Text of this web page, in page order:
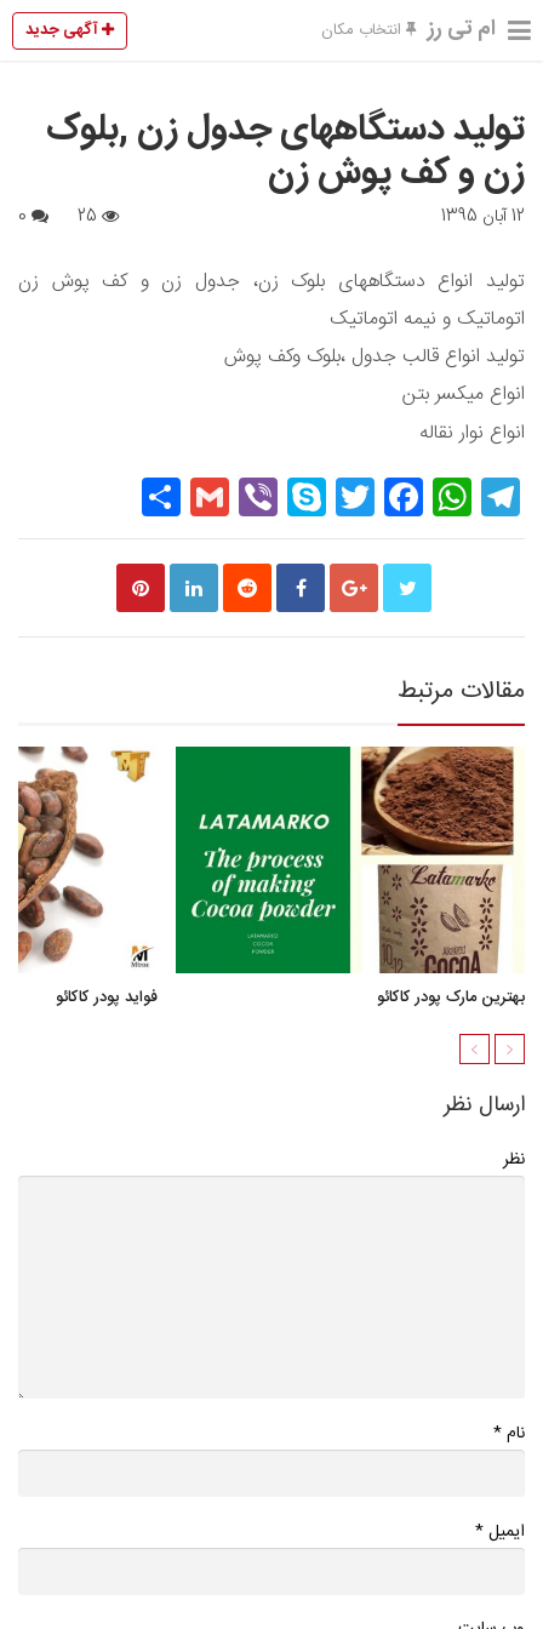
ام تی رز انتخاب مکان آگهی جدید
تولید دستگاههای جدول زن ,بلوک
زن و کف پوش زن
12 آبان 1395
تولید انواع دستگاههای بلوک زن، جدول زن و کف پوش زن
اتوماتیک و نیمه اتوماتیک
تولید انواع قالب جدول ،بلوک وکف پوش
انواع میکسر بتن
انواع نوار نقاله
Telegram
WhatsApp
Facebook
Twitter
Skype
Viber
Gmail
مقالات مرتبط
بهترین مارک پودر کاکائو فواید پودر کاکائو
ارسال نظر
نظر
نام*
ایمیل*